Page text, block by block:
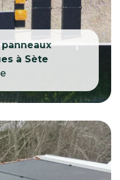
à Sète